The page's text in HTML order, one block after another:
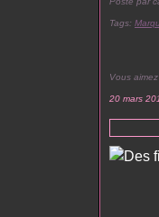
Tags:
Vous
20 mars